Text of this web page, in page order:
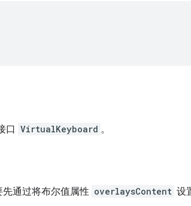
口 VirtualKeyboard 。
通过将布尔值属性 overlaysContent 设